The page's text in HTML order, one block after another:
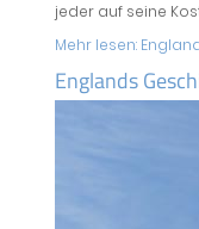
jeder auf seine
Mehr lesen:
Englands